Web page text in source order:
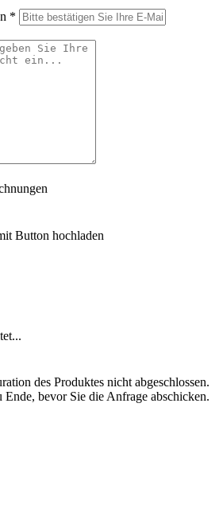
*
Button hochladen
des Produktes nicht abgeschlossen.
bevor Sie die Anfrage abschicken.